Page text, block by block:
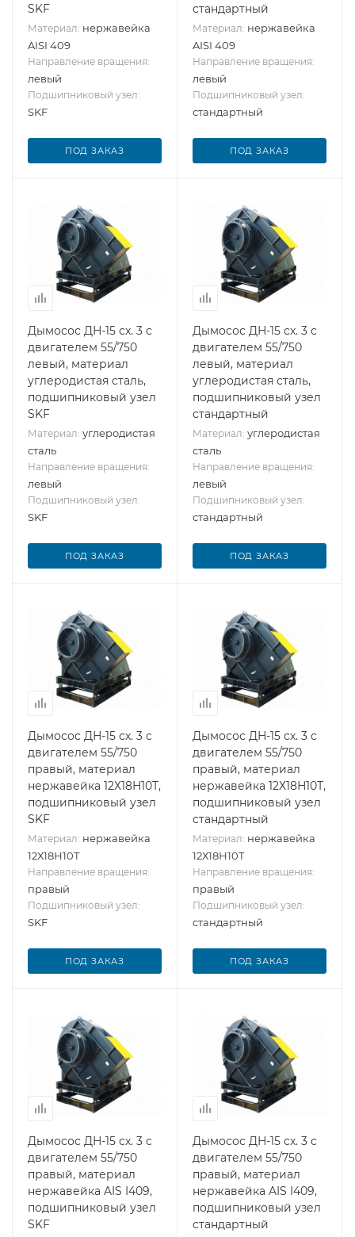
SKF
Материал: нержавейка
AISI 409
Направление вращения:
левый
Подшипниковый узел:
SKF
ПОД ЗАКАЗ
стандартный
Материал: нержавейка
AISI 409
Направление вращения:
левый
Подшипниковый узел:
стандартный
ПОД ЗАКАЗ
Дымосос ДН-15 сх. 3 с
двигателем 55/750
левый, материал
углеродистая сталь,
подшипниковый узел
SKF
Материал: углеродистая
сталь
Направление вращения:
левый
Подшипниковый узел:
SKF
ПОД ЗАКАЗ
Дымосос ДН-15 сх. 3 с
двигателем 55/750
левый, материал
углеродистая сталь,
подшипниковый узел
стандартный
Материал: углеродистая
сталь
Направление вращения:
левый
Подшипниковый узел:
стандартный
ПОД ЗАКАЗ
Дымосос ДН-15 сх. 3 с
двигателем 55/750
правый, материал
нержавейка 12Х18Н10Т,
подшипниковый узел
SKF
Материал: нержавейка
12Х18Н10Т
Направление вращения:
правый
Подшипниковый узел:
SKF
ПОД ЗАКАЗ
Дымосос ДН-15 сх. 3 с
двигателем 55/750
правый, материал
нержавейка 12Х18Н10Т,
подшипниковый узел
стандартный
Материал: нержавейка
12Х18Н10Т
Направление вращения:
правый
Подшипниковый узел:
стандартный
ПОД ЗАКАЗ
Дымосос ДН-15 сх. 3 с
двигателем 55/750
правый, материал
нержавейка AIS I409,
подшипниковый узел
SKF
Дымосос ДН-15 сх. 3 с
двигателем 55/750
правый, материал
нержавейка AIS I409,
подшипниковый узел
стандартный